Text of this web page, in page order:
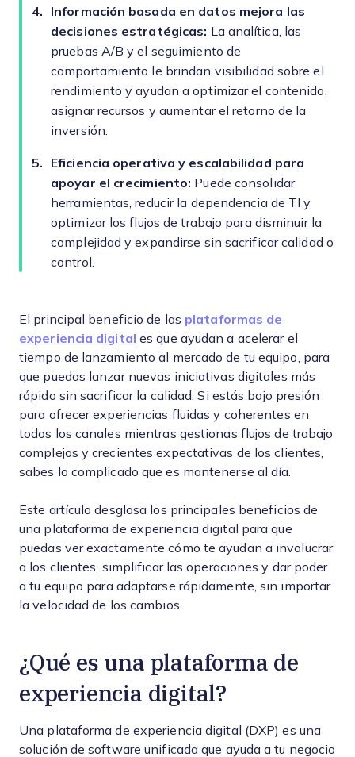
Información basada en datos mejora las
decisiones estratégicas: La analítica, las
pruebas A/B y el seguimiento de
comportamiento le brindan visibilidad sobre el
rendimiento y ayudan a optimizar el contenido,
asignar recursos y aumentar el retorno de la
inversión.
Eficiencia operativa y escalabilidad para
apoyar el crecimiento: Puede consolidar
herramientas, reducir la dependencia de TI y
optimizar los flujos de trabajo para disminuir la
complejidad y expandirse sin sacrificar calidad o
control.
El principal beneficio de las plataformas de
experiencia digital es que ayudan a acelerar el
tiempo de lanzamiento al mercado de tu equipo, para
que puedas lanzar nuevas iniciativas digitales más
rápido sin sacrificar la calidad. Si estás bajo presión
para ofrecer experiencias fluidas y coherentes en
todos los canales mientras gestionas flujos de trabajo
complejos y crecientes expectativas de los clientes,
sabes lo complicado que es mantenerse al día.
Este artículo desglosa los principales beneficios de
una plataforma de experiencia digital para que
puedas ver exactamente cómo te ayudan a involucrar
a los clientes, simplificar las operaciones y dar poder
a tu equipo para adaptarse rápidamente, sin importar
la velocidad de los cambios.
¿Qué es una plataforma de
experiencia digital?
Una plataforma de experiencia digital (DXP) es una
solución de software unificada que ayuda a tu negocio